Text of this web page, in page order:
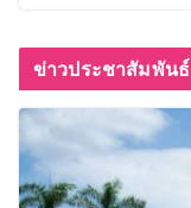
ข่าวประชาสัมพันธ์